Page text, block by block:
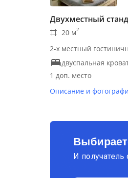
Двухместный
20 м2
2-х местный
двуспальная
1 доп. место
Описание и
И